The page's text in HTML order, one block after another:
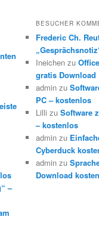
–
BESUCHER
Frederic Ch.
Ineichenzu
gratis Download
adminzu
PC – kostenlos
Lilli zu Software
– kostenlos
adminzu
Cyberduck
adminzu
Download